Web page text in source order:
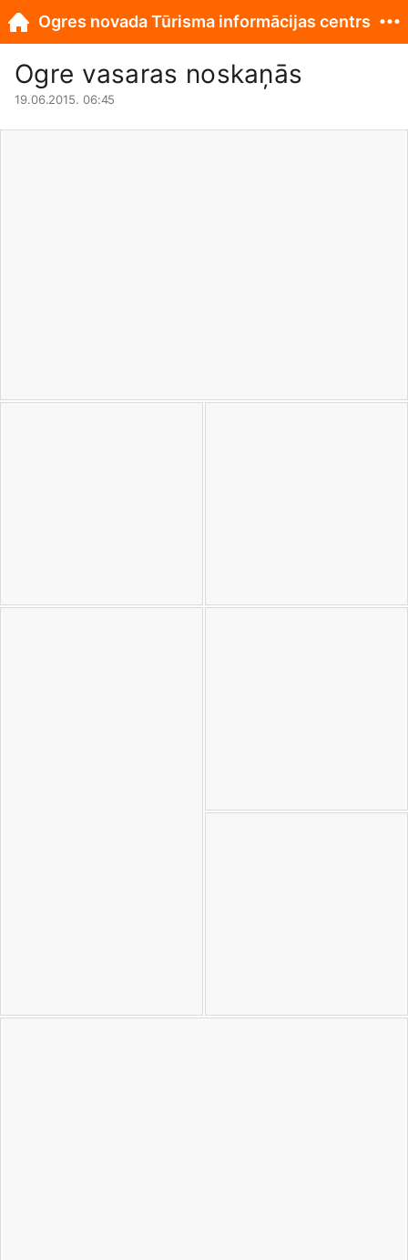
Ogre vasaras noskaņās
19.06.2015. 06:45
Ogres novada Tūrisma informācijas centrs